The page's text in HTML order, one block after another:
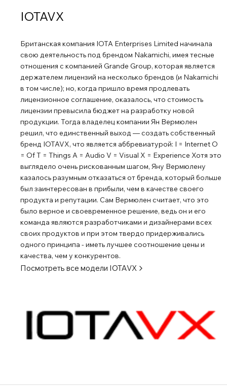
компонентов. Характеристики: Тип: Стереоусилитель
мощности Выходная мощность: 2 x 50 Вт (8 Ом); 1х100 Вт
180 Вт (4 Ом) при мостовом подключении Подключение:
входы RCA, выход с предусилителя Дополнительные
входы и выходы: Триггерный вход и выход, Dimmer вход
и выход для регулировки яркости/затемнения
подсветки Напряжение: 115/230 В 50/60 Гц Частотная
характеристика (+/- 3 дБ): 10 Гц - 100 кГц Коэффициент
нелинейных искажений с учётом шума (THD + N): ≤0,02%
(номинальное значение: А взвешивание) Потребление в
режиме ожидания:
IOTAVX
Британская компания IOTA Enterprises Limited начинала
свою деятельность под брендом Nakamichi, имея тесные
отношения с компанией Grande Group, которая является
держателем лицензий на несколько брендов (и Nakamichi
в том числе); но, когда пришло время продлевать
лицензионное соглашение, оказалось, что стоимость
лицензии превысила бюджет на разработку новой
продукции. Тогда владелец компании Ян Вермюлен
решил, что единственный выход — создать собственный
бренд IOTAVX, что является аббревиатурой: I = Internet O
= Of T = Things A = Audio V = Visual X = Experience Хотя это
выглядело очень рискованным шагом, Яну Вермюлену
казалось разумным отказаться от бренда, который больше
был заинтересован в прибыли, чем в качестве своего
продукта и репутации. Сам Вермюлен считает, что это
было верное и своевременное решение, ведь он и его
команда являются разработчиками и дизайнерами всех
своих продуктов и при этом твердо придерживались
одного принципа - иметь лучшее соотношение цены и
качества, чем у конкурентов.
Посмотреть все модели IOTAVX